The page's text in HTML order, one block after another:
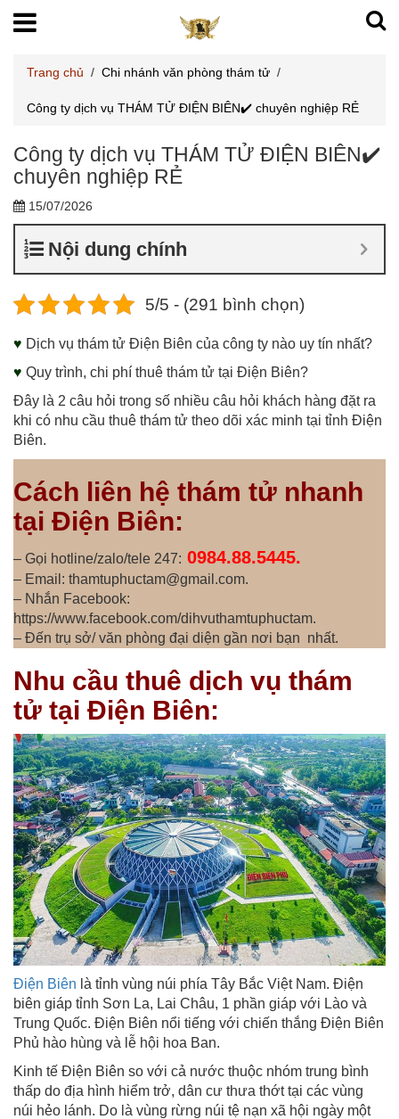
Trang chủ / Chi nhánh văn phòng thám tử /
Công ty dịch vụ THÁM TỬ ĐIỆN BIÊN✔️ chuyên nghiệp RẺ
Công ty dịch vụ THÁM TỬ ĐIỆN BIÊN✔️
chuyên nghiệp RẺ
15/07/2026
Nội dung chính
5/5 - (291 bình chọn)
♥ Dịch vụ thám tử Điện Biên của công ty nào uy tín nhất?
♥ Quy trình, chi phí thuê thám tử tại Điện Biên?
Đây là 2 câu hỏi trong số nhiều câu hỏi khách hàng đặt ra
khi có nhu cầu thuê thám tử theo dõi xác minh tại tỉnh Điện
Biên.
Cách liên hệ thám tử nhanh
tại Điện Biên:
– Gọi hotline/zalo/tele 247: 0984.88.5445.
– Email: thamtuphuctam@gmail.com.
– Nhắn Facebook:
https://www.facebook.com/dihvuthamtuphuctam.
– Đến trụ sở/ văn phòng đại diện gần nơi bạn nhất.
Nhu cầu thuê dịch vụ thám
tử tại Điện Biên:
Điện Biên là tỉnh vùng núi phía Tây Bắc Việt Nam. Điện
biên giáp tỉnh Sơn La, Lai Châu, 1 phần giáp với Lào và
Trung Quốc. Điện Biên nổi tiếng với chiến thắng Điện Biên
Phủ hào hùng và lễ hội hoa Ban.
Kinh tế Điện Biên so với cả nước thuộc nhóm trung bình
thấp do địa hình hiểm trở, dân cư thưa thớt tại các vùng
núi hẻo lánh. Do là vùng rừng núi tệ nạn xã hội ngày một